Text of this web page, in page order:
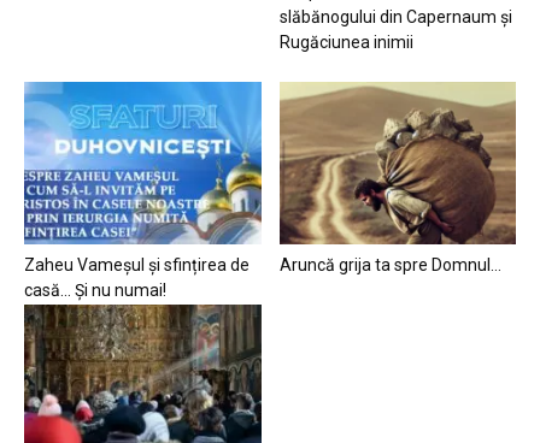
slăbănogului din Capernaum și
Rugăciunea inimii
Zaheu Vameșul și sfințirea de
casă… Și nu numai!
Aruncă grija ta spre Domnul…